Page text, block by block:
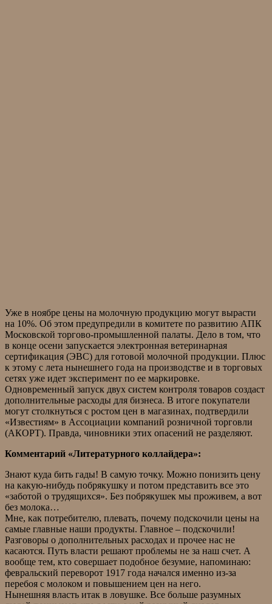
Уже в ноябре цены на молочную продукцию могут вырасти
на 10%. Об этом предупредили в комитете по развитию АПК
Московской торгово-промышленной палаты. Дело в том, что
в конце осени запускается электронная ветеринарная
сертификация (ЭВС) для готовой молочной продукции. Плюс
к этому с лета нынешнего года на производстве и в торговых
сетях уже идет эксперимент по ее маркировке.
Одновременный запуск двух систем контроля товаров создаст
дополнительные расходы для бизнеса. В итоге покупатели
могут столкнуться с ростом цен в магазинах, подтвердили
«Известиям» в Ассоциации компаний розничной торговли
(АКОРТ). Правда, чиновники этих опасений не разделяют.
Комментарий «Литературного коллайдера»:
Знают куда бить гады! В самую точку. Можно понизить цену
на какую-нибудь побрякушку и потом представить все это
«заботой о трудящихся». Без побрякушек мы проживем, а вот
без молока…
Мне, как потребителю, плевать, почему подскочили цены на
самые главные наши продукты. Главное – подскочили!
Разговоры о дополнительных расходах и прочее нас не
касаются. Путь власти решают проблемы не за наш счет. А
вообще тем, кто совершает подобное безумие, напоминаю:
февральский переворот 1917 года начался именно из-за
перебоя с молоком и повышением цен на него.
Нынешняя власть итак в ловушке. Все больше разумных